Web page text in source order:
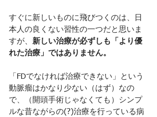
すぐに新しいものに飛びつくのは、日
本人の良くない習性の一つだと思いま
すが、 新しい治療が必ずしも「より優
れた治療」ではありません。
「FDでなければ治療できない」という
動脈瘤はかなり少ない（はず）なの
で、（開頭手術じゃなくても）シンプ
ルな昔ながらの(?)治療を行っている病